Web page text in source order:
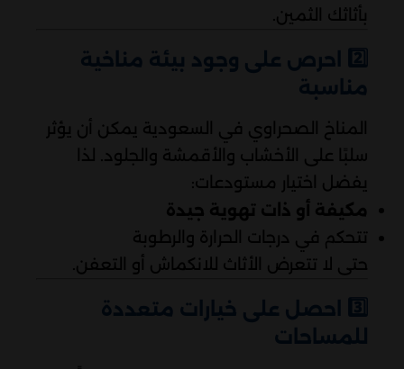
بأثاثك الثمين.
2️⃣
احرص على وجود بيئة مناخية
مناسبة
المناخ الصحراوي في السعودية يمكن أن يؤثر
سلبًا على الأخشاب والأقمشة والجلود. لذا
يفضل اختيار مستودعات:
مكيفة أو ذات تهوية جيدة
تتحكم في درجات الحرارة والرطوبة
حتى لا تتعرض الأثاث للانكماش أو التعفن.
3️⃣
احصل على خيارات متعددة
للمساحات